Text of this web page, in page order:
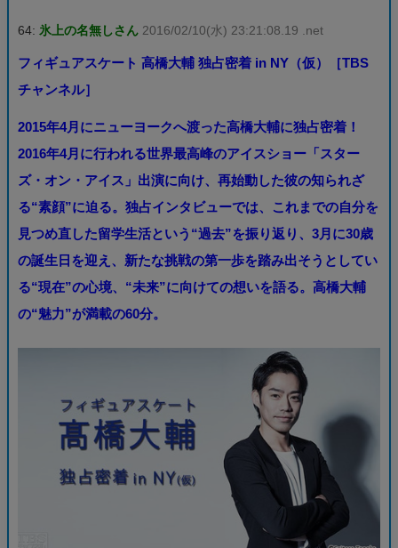
64: 氷上の名無しさん 2016/02/10(水) 23:21:08.19 .net
フィギュアスケート 高橋大輔 独占密着 in NY（仮）［TBS
チャンネル］
2015年4月にニューヨークへ渡った高橋大輔に独占密着！
2016年4月に行われる世界最高峰のアイスショー「スター
ズ・オン・アイス」出演に向け、再始動した彼の知られざ
る“素顔”に迫る。独占インタビューでは、これまでの自分を
見つめ直した留学生活という“過去”を振り返り、3月に30歳
の誕生日を迎え、新たな挑戦の第一歩を踏み出そうとしてい
る“現在”の心境、“未来”に向けての想いを語る。高橋大輔
の“魅力”が満載の60分。